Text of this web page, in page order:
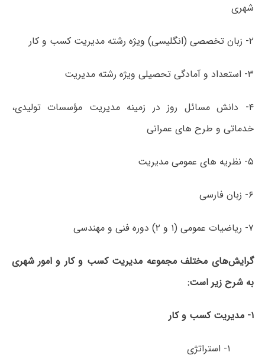
شهری
۲- زبان تخصصی (انگلیسی) ویژه رشته مدیریت کسب و کار
۳- استعداد و آمادگی تحصیلی ویژه رشته مدیریت
۴- دانش مسائل روز در زمینه مدیریت مؤسسات تولیدی،
خدماتی و طرح ­های عمرانی
۵- نظریه ­های عمومی مدیریت
۶- زبان فارسی
۷- ریاضیات عمومی (۱ و ۲) دوره فنی و مهندسی
گرایش‌های مختلف مجموعه مدیریت کسب و کار و امور شهری
به شرح زیر است:
۱- مدیریت کسب و کار
۱- استراتژی